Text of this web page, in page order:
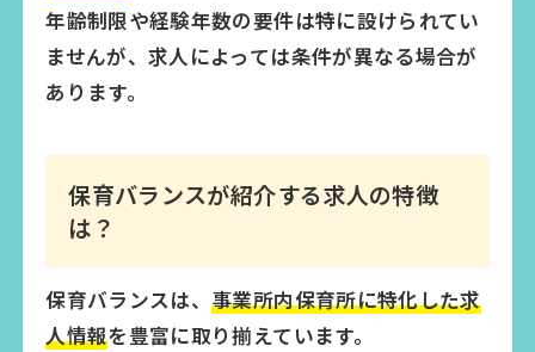
年齢制限や経験年数の要件は特に設けられてい
ませんが、求人によっては条件が異なる場合が
あります。
保育バランスが紹介する求人の特徴
は？
保育バランスは、事業所内保育所に特化した求
人情報を豊富に取り揃えています。